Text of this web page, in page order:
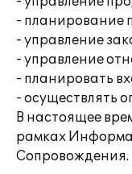
- планирование
- управление
- управление
- планировать
- осуществлять
В настоящее
рамках
Сопровождения.